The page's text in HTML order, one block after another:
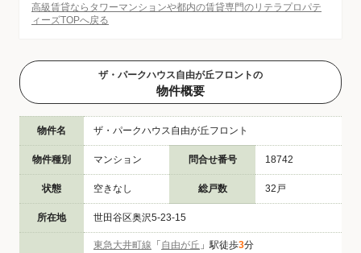
高級賃貸ならタワーマンションや都内の賃貸専門のリテラプロパテ
ィーズTOPへ戻る
ザ・パークハウス自由が丘フロントの
物件概要
物件名 ザ・パークハウス自由が丘フロント
物件種別 マンション 問合せ番号 18742
状態 空きなし 総戸数 32戸
所在地 世田谷区奥沢5-23-15
東急大井町線 「 自由が丘 」駅徒歩3分